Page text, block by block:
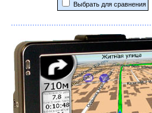
Выбрать для сравнения